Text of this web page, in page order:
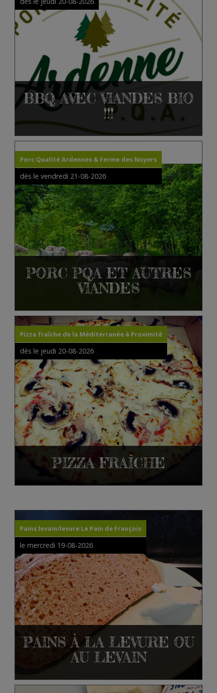
BBQ AVEC VIANDES BIO
!!!
Porc Qualité Ardennes & Ferme des Noyers
dès le vendredi 21-08-2026
PORC PQA ET AUTRES
VIANDES
Pizza fraîche de la Méditerranée à Proximité
dès le jeudi 20-08-2026
PIZZA FRAÎCHE
Pains levain/levure Le Pain de François
le mercredi 19-08-2026
PAINS À LA LEVURE OU
AU LEVAIN